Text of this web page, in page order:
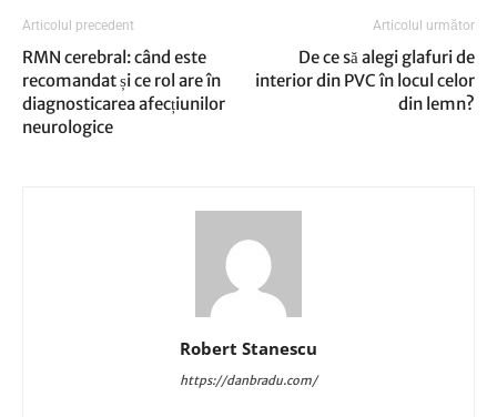
Articolul precedent
RMN cerebral: când este
recomandat și ce rol are în
diagnosticarea afecțiunilor
neurologice
Articolul următor
De ce să alegi glafuri de
interior din PVC în locul celor
din lemn?
Robert Stanescu
https://danbradu.com/